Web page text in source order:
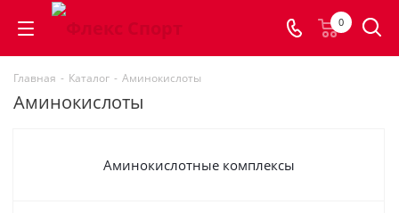
0
Главная - Каталог - Аминокислоты
Аминокислоты
Аминокислотные комплексы